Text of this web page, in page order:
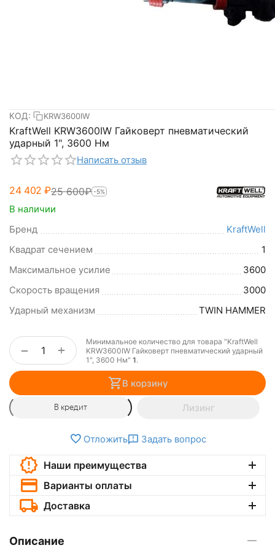
КОД: KRW3600IW
KraftWell KRW3600IW Гайковерт пневматический
ударный 1", 3600 Нм
Написать отзыв
24 402 ₽25 600₽ -5%
В наличии
Бренд
KraftWell
Квадрат сечением
1
Максимальное усилие
3600
Скорость вращения
3000
Ударный механизм
TWIN HAMMER
+
−
Минимальное количество для товара "KraftWell
KRW3600IW Гайковерт пневматический ударный
1", 3600 Нм" 1.
В корзину
В кредит Лизинг
Отложить Задать вопрос
Наши преимущества
Варианты оплаты
Доставка
Описание